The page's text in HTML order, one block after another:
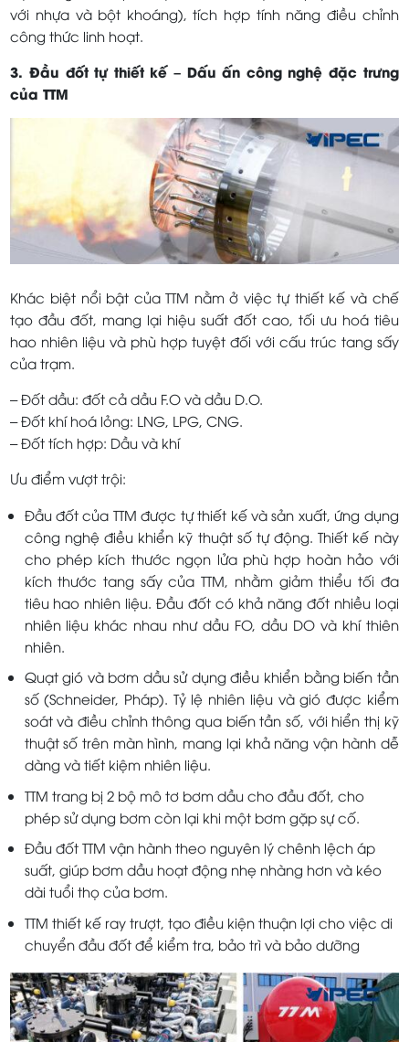
với nhựa và bột khoáng), tích hợp tính năng điều chỉnh
công thức linh hoạt.
3. Đầu đốt tự thiết kế – Dấu ấn công nghệ đặc trưng
của TTM
Khác biệt nổi bật của TTM nằm ở việc tự thiết kế và chế
tạo đầu đốt, mang lại hiệu suất đốt cao, tối ưu hoá tiêu
hao nhiên liệu và phù hợp tuyệt đối với cấu trúc tang sấy
của trạm.
– Đốt dầu: đốt cả dầu F.O và dầu D.O.
– Đốt khí hoá lỏng: LNG, LPG, CNG.
– Đốt tích hợp: Dầu và khí
Ưu điểm vượt trội:
Đầu đốt của TTM được tự thiết kế và sản xuất, ứng dụng
công nghệ điều khiển kỹ thuật số tự động. Thiết kế này
cho phép kích thước ngọn lửa phù hợp hoàn hảo với
kích thước tang sấy của TTM, nhằm giảm thiểu tối đa
tiêu hao nhiên liệu. Đầu đốt có khả năng đốt nhiều loại
nhiên liệu khác nhau như dầu FO, dầu DO và khí thiên
nhiên.
Quạt gió và bơm dầu sử dụng điều khiển bằng biến tần
số (Schneider, Pháp). Tỷ lệ nhiên liệu và gió được kiểm
soát và điều chỉnh thông qua biến tần số, với hiển thị kỹ
thuật số trên màn hình, mang lại khả năng vận hành dễ
dàng và tiết kiệm nhiên liệu.
TTM trang bị 2 bộ mô tơ bơm dầu cho đầu đốt, cho
phép sử dụng bơm còn lại khi một bơm gặp sự cố.
Đầu đốt TTM vận hành theo nguyên lý chênh lệch áp
suất, giúp bơm dầu hoạt động nhẹ nhàng hơn và kéo
dài tuổi thọ của bơm.
TTM thiết kế ray trượt, tạo điều kiện thuận lợi cho việc di
chuyển đầu đốt để kiểm tra, bảo trì và bảo dưỡng